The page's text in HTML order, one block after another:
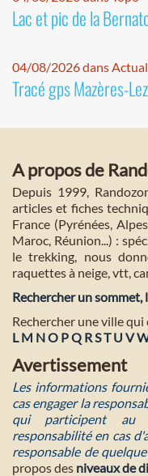
Lac et pic de la
04/08/2026 dans
Tracé gps Mazères-
A propos de
Depuis 1999,
articles et fiches
France (Pyrénées,
Maroc, Réunion...) :
le trekking, nous
raquettes à neige, vtt,
Rechercher un sommet,
Rechercher une ville qui
L M NO PQ RST U V
Avertissement
Les informations
cas engager la
qui participent au
responsabilité en cas
responsable de
propos des niveaux de